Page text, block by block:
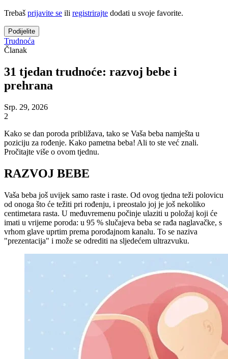
Trebaš prijavite se ili registrirajte dodati u svoje favorite.
Podijelite
Trudnoća
Članak
31 tjedan trudnoće: razvoj bebe i
prehrana
Srp. 29, 2026
2
Kako se dan poroda približava, tako se Vaša beba namješta u
poziciju za rođenje. Kako pametna beba! Ali to ste već znali.
Pročitajte više o ovom tjednu.
RAZVOJ BEBE
Vaša beba još uvijek samo raste i raste. Od ovog tjedna teži polovicu
od onoga što će težiti pri rođenju, i preostalo joj je još nekoliko
centimetara rasta. U međuvremenu počinje ulaziti u položaj koji će
imati u vrijeme poroda: u 95 % slučajeva beba se rađa naglavačke, s
vrhom glave uprtim prema porođajnom kanalu. To se naziva
"prezentacija" i može se odrediti na sljedećem ultrazvuku.